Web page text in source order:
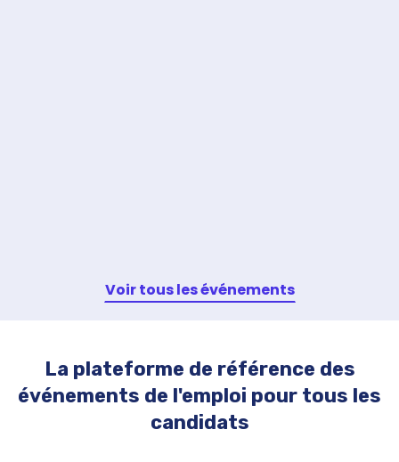
Voir tous les événements
La plateforme de référence des
événements de l'emploi pour tous les
candidats